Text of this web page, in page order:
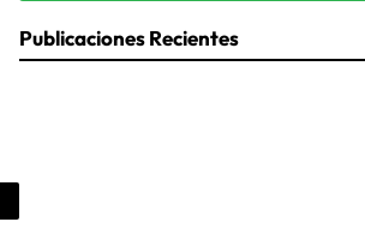
Publicaciones Recientes